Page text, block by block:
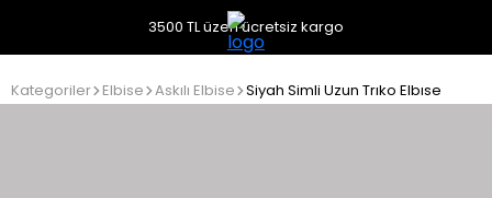
3500 TL üzeri ücretsiz kargo
Kategoriler Elbise Askılı Elbise Siyah Simli Uzun Trıko Elbıse